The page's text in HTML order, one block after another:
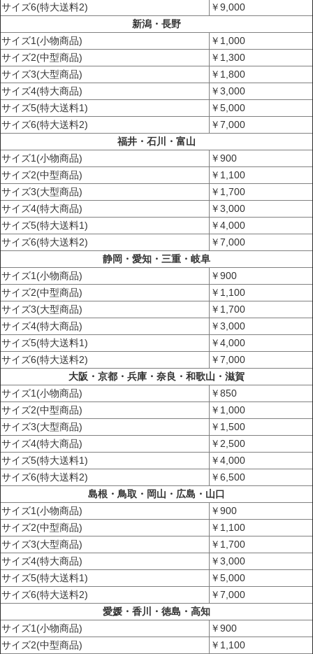
サイズ6(特大送料2)
￥9,000
新潟・長野
サイズ1(小物商品)
￥1,000
サイズ2(中型商品)
￥1,300
サイズ3(大型商品)
￥1,800
サイズ4(特大商品)
￥3,000
サイズ5(特大送料1)
￥5,000
サイズ6(特大送料2)
￥7,000
福井・石川・富山
サイズ1(小物商品)
￥900
サイズ2(中型商品)
￥1,100
サイズ3(大型商品)
￥1,700
サイズ4(特大商品)
￥3,000
サイズ5(特大送料1)
￥4,000
サイズ6(特大送料2)
￥7,000
静岡・愛知・三重・岐阜
サイズ1(小物商品)
￥900
サイズ2(中型商品)
￥1,100
サイズ3(大型商品)
￥1,700
サイズ4(特大商品)
￥3,000
サイズ5(特大送料1)
￥4,000
サイズ6(特大送料2)
￥7,000
大阪・京都・兵庫・奈良・和歌山・滋賀
サイズ1(小物商品)
￥850
サイズ2(中型商品)
￥1,000
サイズ3(大型商品)
￥1,500
サイズ4(特大商品)
￥2,500
サイズ5(特大送料1)
￥4,000
サイズ6(特大送料2)
￥6,500
島根・鳥取・岡山・広島・山口
サイズ1(小物商品)
￥900
サイズ2(中型商品)
￥1,100
サイズ3(大型商品)
￥1,700
サイズ4(特大商品)
￥3,000
サイズ5(特大送料1)
￥5,000
サイズ6(特大送料2)
￥7,000
愛媛・香川・徳島・高知
サイズ1(小物商品)
￥900
サイズ2(中型商品)
￥1,100